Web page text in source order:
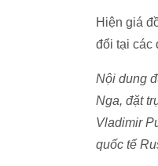
Hiện giá
đổi tại các
Nội dung
Nga, đặt
Vladimir
quốc tế